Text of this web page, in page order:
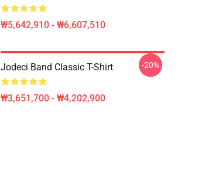
₩5,642,910 - ₩6,607,510
Jodeci Band Classic T-Shirt
₩3,651,700 - ₩4,202,900
-20%